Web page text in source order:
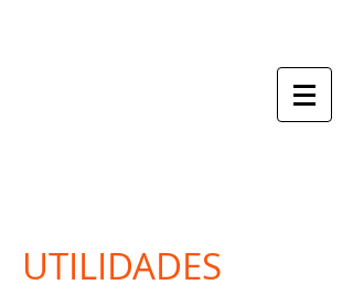
UTILIDADES